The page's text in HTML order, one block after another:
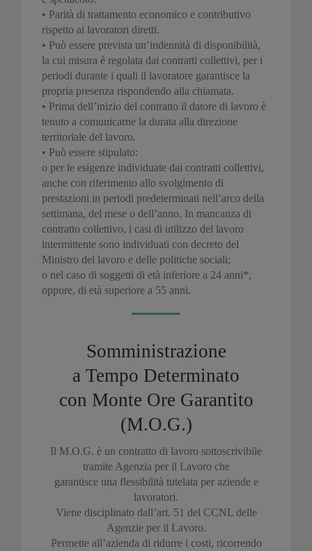
• Parità di trattamento economico e contributivo
rispetto ai lavoratori diretti.
• Può essere prevista un’indennità di disponibilità,
la cui misura è regolata dai contratti collettivi, per i
periodi durante i quali il lavoratore garantisce la
propria presenza rispondendo alla chiamata.
• Prima dell’inizio del contratto il datore di lavoro è
tenuto a comunicarne la durata alla direzione
territoriale del lavoro.
• Può essere stipulato:
o per le esigenze individuate dai contratti collettivi,
anche con riferimento allo svolgimento di
prestazioni in periodi predeterminati nell’arco della
settimana, del mese o dell’anno. In mancanza di
contratto collettivo, i casi di utilizzo del lavoro
intermittente sono individuati con decreto del
Ministro del lavoro e delle politiche sociali;
o nel caso di soggetti di età inferiore a 24 anni*,
oppure, di età superiore a 55 anni.
Somministrazione
a Tempo Determinato
con Monte Ore Garantito
(M.O.G.)
Il M.O.G. è un contratto di lavoro sottoscrivibile
tramite Agenzia per il Lavoro che
garantisce una flessibilità tutelata per aziende e
lavoratori.
Viene disciplinato dall’art. 51 del CCNL delle
Agenzie per il Lavoro.
Permette all’azienda di ridurre i costi, ricorrendo